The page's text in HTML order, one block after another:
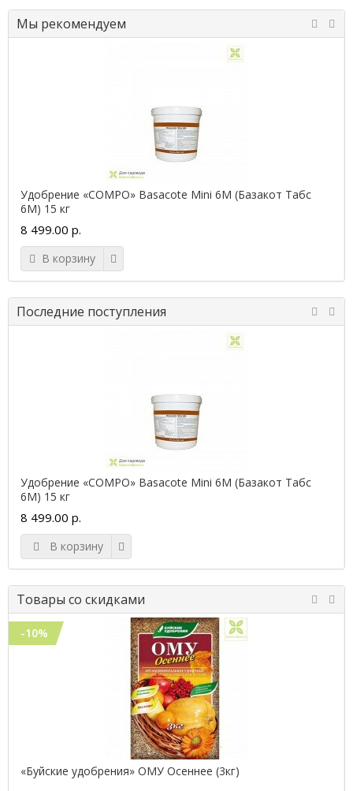
Мы рекомендуем
Удобрение «COMPO» Basacote Mini 6M (Базакот Табс
6М) 15 кг
8 499.00 р.
В корзину
Последние поступления
Удобрение «COMPO» Basacote Mini 6M (Базакот Табс
6М) 15 кг
8 499.00 р.
В корзину
Товары со скидками
-10%
«Буйские удобрения» ОМУ Осеннее (3кг)